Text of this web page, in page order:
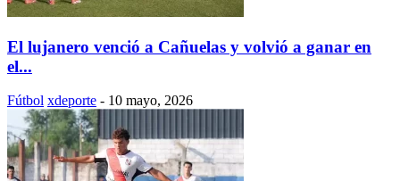
El lujanero venció a Cañuelas y volvió a ganar en
el...
Fútbol xdeporte - 10 mayo, 2026